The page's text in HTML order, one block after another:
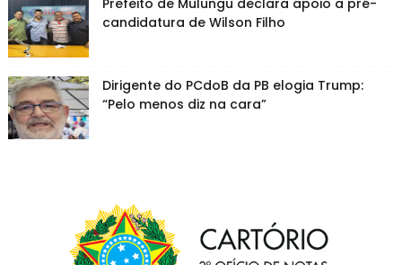
Prefeito de Mulungu declara apoio a pré-
candidatura de Wilson Filho
Dirigente do PCdoB da PB elogia Trump:
“Pelo menos diz na cara”